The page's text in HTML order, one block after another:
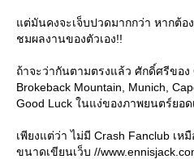
ต่มันคงจะเจ็บปวดมากกว่า หากต้อ
ชมผลงานของตัวเอง!!
ถ้าจะว่ากันตามตรงแล้ว ศักดิ์ศรีของ
Brokeback Mountain, Munich,
Good Luck ในแง่ของภาพยนตร์ยอดเ
เพียงแต่ว่า ไม่มี Crash Fanclub เห
ขนาดเขียนเว็บ //